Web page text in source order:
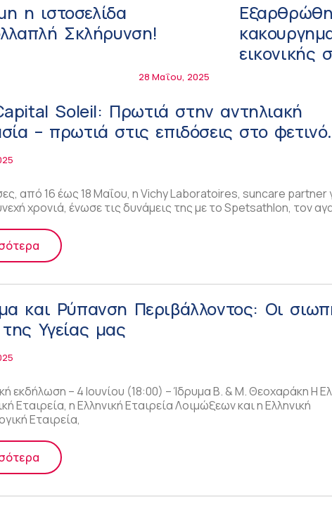
η ιστοσελίδα
Σκλήρυνση!
28 Μαΐου, 2025
εικονικής
Soleil: Πρωτιά στην αντηλιακή
– πρωτιά στις επιδόσεις στο φετινό
2025
από 16 έως 18 Μαΐου, η Vichy Laboratoires, suncare partner
χρονιά, ένωσε τις δυνάμεις της με το Spetsathlon, τον
και Ρύπανση Περιβάλλοντος: Οι
Υγείας μας
εκδήλωση – 4 Ιουνίου (18:00) – Ίδρυμα Β. & Μ. Θεοχαράκη Η
Εταιρεία, η Ελληνική Εταιρεία Λοιμώξεων και η Ελληνική
Εταιρεία,